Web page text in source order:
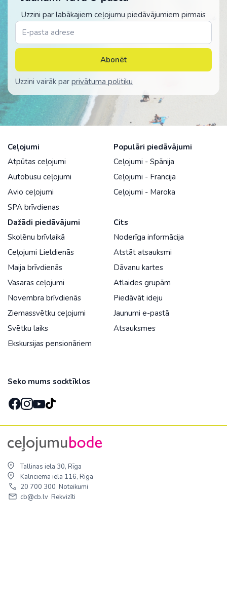
Uzzini par labākajiem ceļojumu piedāvājumiem pirmais
Abonēt
Uzzini vairāk par privātuma politiku
Ceļojumi
Atpūtas ceļojumi
Autobusu ceļojumi
Avio ceļojumi
SPA brīvdienas
Populāri piedāvājumi
Ceļojumi - Spānija
Ceļojumi - Francija
Ceļojumi - Maroka
Dažādi piedāvājumi
Skolēnu brīvlaikā
Ceļojumi Lieldienās
Maija brīvdienās
Vasaras ceļojumi
Novembra brīvdienās
Ziemassvētku ceļojumi
Svētku laiks
Ekskursijas pensionāriem
Cits
Noderīga informācija
Atstāt atsauksmi
Dāvanu kartes
Atlaides grupām
Piedāvāt ideju
Jaunumi e-pastā
Atsauksmes
Seko mums socktīklos
Tallinas iela 30, Rīga
Kalnciema iela 116, Rīga
20 700 300 Noteikumi
cb@cb.lv Rekvizīti